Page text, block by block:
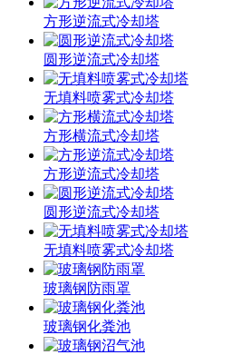
方形逆流式冷却塔
圆形逆流式冷却塔
无填料喷雾式冷却塔
方形横流式冷却塔
方形逆流式冷却塔
圆形逆流式冷却塔
无填料喷雾式冷却塔
玻璃钢防雨罩
玻璃钢化粪池